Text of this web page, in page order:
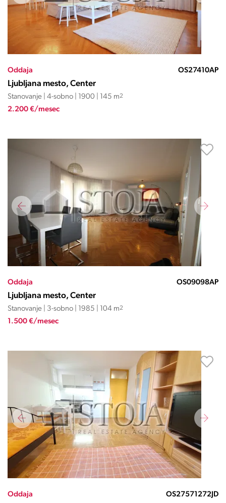
Oddaja OS27410AP
Ljubljana mesto, Center
Stanovanje | 4-sobno | 1900 | 145 m2
2.200 €/mesec
Oddaja OS09098AP
Ljubljana mesto, Center
Stanovanje | 3-sobno | 1985 | 104 m2
1.500 €/mesec
Oddaja OS27571272JD